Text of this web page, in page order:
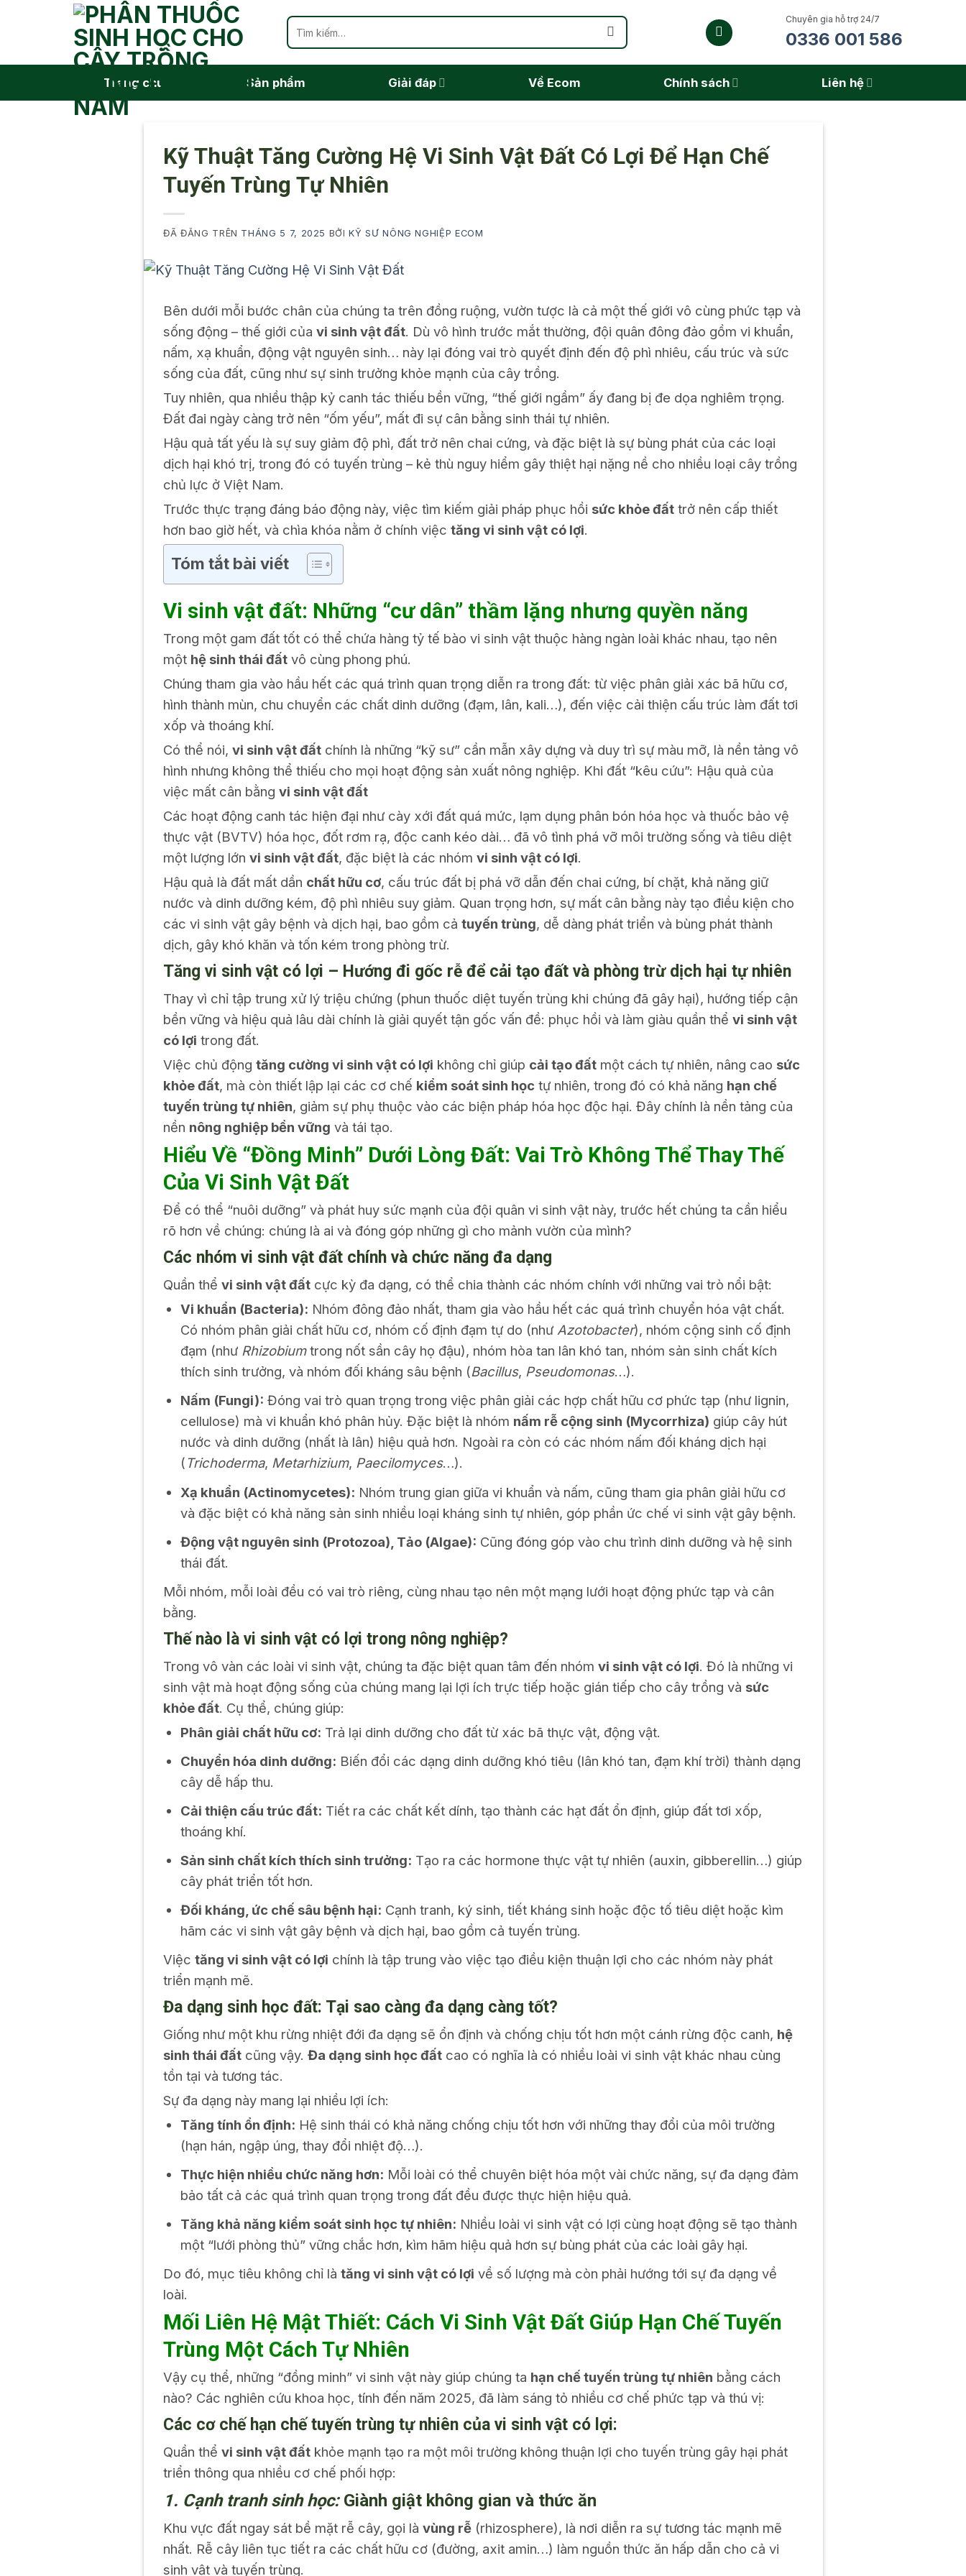
Tìm
kiếm:
Chuyên gia hỗ trợ 24/7
0336 001 586
Trang chủ Sản phẩm Giải đáp Về Ecom Chính sách Liên hệ
Kỹ Thuật Tăng Cường Hệ Vi Sinh Vật Đất Có Lợi Để Hạn Chế
Tuyến Trùng Tự Nhiên
ĐÃ ĐĂNG TRÊN THÁNG 5 7, 2025 BỞIKỸ SƯ NÔNG NGHIỆP ECOM
Bên dưới mỗi bước chân của chúng ta trên đồng ruộng, vườn tược là cả một thế giới vô cùng phức tạp và
sống động – thế giới củavi sinh vật đất. Dù vô hình trước mắt thường, đội quân đông đảo gồm vi khuẩn,
nấm, xạ khuẩn, động vật nguyên sinh… này lại đóng vai trò quyết định đến độ phì nhiêu, cấu trúc và sức
sống của đất, cũng như sự sinh trưởng khỏe mạnh của cây trồng.
Tuy nhiên, qua nhiều thập kỷ canh tác thiếu bền vững, “thế giới ngầm” ấy đang bị đe dọa nghiêm trọng.
Đất đai ngày càng trở nên “ốm yếu”, mất đi sự cân bằng sinh thái tự nhiên.
Hậu quả tất yếu là sự suy giảm độ phì, đất trở nên chai cứng, và đặc biệt là sự bùng phát của các loại
dịch hại khó trị, trong đó có tuyến trùng – kẻ thù nguy hiểm gây thiệt hại nặng nề cho nhiều loại cây trồng
chủ lực ở Việt Nam.
Trước thực trạng đáng báo động này, việc tìm kiếm giải pháp phục hồi sức khỏe đất trở nên cấp thiết
hơn bao giờ hết, và chìa khóa nằm ở chính việctăng vi sinh vật có lợi.
Tóm tắt bài viết
Vi sinh vật đất: Những “cư dân” thầm lặng nhưng quyền năng
Trong một gam đất tốt có thể chứa hàng tỷ tế bào vi sinh vật thuộc hàng ngàn loài khác nhau, tạo nên
một hệ sinh thái đất vô cùng phong phú.
Chúng tham gia vào hầu hết các quá trình quan trọng diễn ra trong đất: từ việc phân giải xác bã hữu cơ,
hình thành mùn, chu chuyển các chất dinh dưỡng (đạm, lân, kali…), đến việc cải thiện cấu trúc làm đất tơi
xốp và thoáng khí.
Có thể nói,vi sinh vật đất chính là những “kỹ sư” cần mẫn xây dựng và duy trì sự màu mỡ, là nền tảng vô
hình nhưng không thể thiếu cho mọi hoạt động sản xuất nông nghiệp. Khi đất “kêu cứu”: Hậu quả của
việc mất cân bằngvi sinh vật đất
Các hoạt động canh tác hiện đại như cày xới đất quá mức, lạm dụng phân bón hóa học và thuốc bảo vệ
thực vật (BVTV) hóa học, đốt rơm rạ, độc canh kéo dài… đã vô tình phá vỡ môi trường sống và tiêu diệt
một lượng lớnvi sinh vật đất, đặc biệt là các nhómvi sinh vật có lợi.
Hậu quả là đất mất dần chất hữu cơ, cấu trúc đất bị phá vỡ dẫn đến chai cứng, bí chặt, khả năng giữ
nước và dinh dưỡng kém, độ phì nhiêu suy giảm. Quan trọng hơn, sự mất cân bằng này tạo điều kiện cho
các vi sinh vật gây bệnh và dịch hại, bao gồm cảtuyến trùng, dễ dàng phát triển và bùng phát thành
dịch, gây khó khăn và tốn kém trong phòng trừ.
Tăng vi sinh vật có lợi – Hướng đi gốc rễ để cải tạo đất và phòng trừ dịch hại tự nhiên
Thay vì chỉ tập trung xử lý triệu chứng (phun thuốc diệt tuyến trùng khi chúng đã gây hại), hướng tiếp cận
bền vững và hiệu quả lâu dài chính là giải quyết tận gốc vấn đề: phục hồi và làm giàu quần thểvi sinh vật
có lợi trong đất.
Việc chủ độngtăng cường vi sinh vật có lợi không chỉ giúp cải tạo đất một cách tự nhiên, nâng cao sức
khỏe đất, mà còn thiết lập lại các cơ chế kiểm soát sinh học tự nhiên, trong đó có khả năng hạn chế
tuyến trùng tự nhiên, giảm sự phụ thuộc vào các biện pháp hóa học độc hại. Đây chính là nền tảng của
nền nông nghiệp bền vững và tái tạo.
Hiểu Về “Đồng Minh” Dưới Lòng Đất: Vai Trò Không Thể Thay Thế
Của Vi Sinh Vật Đất
Để có thể “nuôi dưỡng” và phát huy sức mạnh của đội quân vi sinh vật này, trước hết chúng ta cần hiểu
rõ hơn về chúng: chúng là ai và đóng góp những gì cho mảnh vườn của mình?
Các nhóm vi sinh vật đất chính và chức năng đa dạng
Quần thểvi sinh vật đất cực kỳ đa dạng, có thể chia thành các nhóm chính với những vai trò nổi bật:
Vi khuẩn (Bacteria): Nhóm đông đảo nhất, tham gia vào hầu hết các quá trình chuyển hóa vật chất.
Có nhóm phân giải chất hữu cơ, nhóm cố định đạm tự do (như Azotobacter), nhóm cộng sinh cố định
đạm (như Rhizobiumtrong nốt sần cây họ đậu), nhóm hòa tan lân khó tan, nhóm sản sinh chất kích
thích sinh trưởng, và nhóm đối kháng sâu bệnh (Bacillus, Pseudomonas…).
Nấm (Fungi): Đóng vai trò quan trọng trong việc phân giải các hợp chất hữu cơ phức tạp (như lignin,
cellulose) mà vi khuẩn khó phân hủy. Đặc biệt là nhóm nấm rễ cộng sinh (Mycorrhiza) giúp cây hút
nước và dinh dưỡng (nhất là lân) hiệu quả hơn. Ngoài ra còn có các nhóm nấm đối kháng dịch hại
( Trichoderma, Metarhizium, Paecilomyces…).
Xạ khuẩn (Actinomycetes): Nhóm trung gian giữa vi khuẩn và nấm, cũng tham gia phân giải hữu cơ
và đặc biệt có khả năng sản sinh nhiều loại kháng sinh tự nhiên, góp phần ức chế vi sinh vật gây bệnh.
Động vật nguyên sinh (Protozoa), Tảo (Algae): Cũng đóng góp vào chu trình dinh dưỡng và hệ sinh
thái đất.
Mỗi nhóm, mỗi loài đều có vai trò riêng, cùng nhau tạo nên một mạng lưới hoạt động phức tạp và cân
bằng.
Thế nào là vi sinh vật có lợi trong nông nghiệp?
Trong vô vàn các loài vi sinh vật, chúng ta đặc biệt quan tâm đến nhómvi sinh vật có lợi. Đó là những vi
sinh vật mà hoạt động sống của chúng mang lại lợi ích trực tiếp hoặc gián tiếp cho cây trồng và sức
khỏe đất. Cụ thể, chúng giúp:
Phân giải chất hữu cơ: Trả lại dinh dưỡng cho đất từ xác bã thực vật, động vật.
Chuyển hóa dinh dưỡng: Biến đổi các dạng dinh dưỡng khó tiêu (lân khó tan, đạm khí trời) thành dạng
cây dễ hấp thu.
Cải thiện cấu trúc đất: Tiết ra các chất kết dính, tạo thành các hạt đất ổn định, giúp đất tơi xốp,
thoáng khí.
Sản sinh chất kích thích sinh trưởng: Tạo ra các hormone thực vật tự nhiên (auxin, gibberellin…) giúp
cây phát triển tốt hơn.
Đối kháng, ức chế sâu bệnh hại: Cạnh tranh, ký sinh, tiết kháng sinh hoặc độc tố tiêu diệt hoặc kìm
hãm các vi sinh vật gây bệnh và dịch hại, bao gồm cả tuyến trùng.
Việctăng vi sinh vật có lợi chính là tập trung vào việc tạo điều kiện thuận lợi cho các nhóm này phát
triển mạnh mẽ.
Đa dạng sinh học đất: Tại sao càng đa dạng càng tốt?
Giống như một khu rừng nhiệt đới đa dạng sẽ ổn định và chống chịu tốt hơn một cánh rừng độc canh, hệ
sinh thái đất cũng vậy.Đa dạng sinh học đất cao có nghĩa là có nhiều loài vi sinh vật khác nhau cùng
tồn tại và tương tác.
Sự đa dạng này mang lại nhiều lợi ích:
Tăng tính ổn định: Hệ sinh thái có khả năng chống chịu tốt hơn với những thay đổi của môi trường
(hạn hán, ngập úng, thay đổi nhiệt độ…).
Thực hiện nhiều chức năng hơn: Mỗi loài có thể chuyên biệt hóa một vài chức năng, sự đa dạng đảm
bảo tất cả các quá trình quan trọng trong đất đều được thực hiện hiệu quả.
Tăng khả năng kiểm soát sinh học tự nhiên: Nhiều loài vi sinh vật có lợi cùng hoạt động sẽ tạo thành
một “lưới phòng thủ” vững chắc hơn, kìm hãm hiệu quả hơn sự bùng phát của các loài gây hại.
Do đó, mục tiêu không chỉ làtăng vi sinh vật có lợi về số lượng mà còn phải hướng tới sự đa dạng về
loài.
Mối Liên Hệ Mật Thiết: Cách Vi Sinh Vật Đất Giúp Hạn Chế Tuyến
Trùng Một Cách Tự Nhiên
Vậy cụ thể, những “đồng minh” vi sinh vật này giúp chúng ta hạn chế tuyến trùng tự nhiên bằng cách
nào? Các nghiên cứu khoa học, tính đến năm 2025, đã làm sáng tỏ nhiều cơ chế phức tạp và thú vị:
Các cơ chế hạn chế tuyến trùng tự nhiên của vi sinh vật có lợi:
Quần thểvi sinh vật đất khỏe mạnh tạo ra một môi trường không thuận lợi cho tuyến trùng gây hại phát
triển thông qua nhiều cơ chế phối hợp:
1. Cạnh tranh sinh học:Giành giật không gian và thức ăn
Khu vực đất ngay sát bề mặt rễ cây, gọi làvùng rễ (rhizosphere), là nơi diễn ra sự tương tác mạnh mẽ
nhất. Rễ cây liên tục tiết ra các chất hữu cơ (đường, axit amin…) làm nguồn thức ăn hấp dẫn cho cả vi
sinh vật và tuyến trùng.